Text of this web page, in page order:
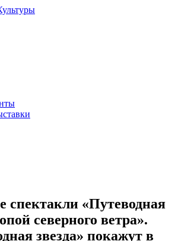
спектакли «Путеводная
северного ветра».
звезда» покажут в